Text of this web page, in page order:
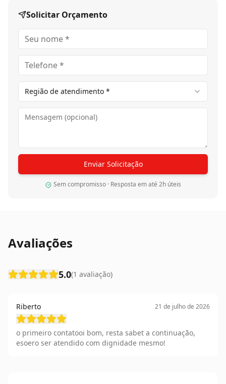
Solicitar Orçamento
Região de atendimento *
Enviar Solicitação
Sem compromisso · Resposta em até 2h úteis
Avaliações
5.0(1 avaliação)
Riberto 21 de julho de 2026
o primeiro contatooi bom, resta sabet a continuação,
esoero ser atendido com dignidade mesmo!